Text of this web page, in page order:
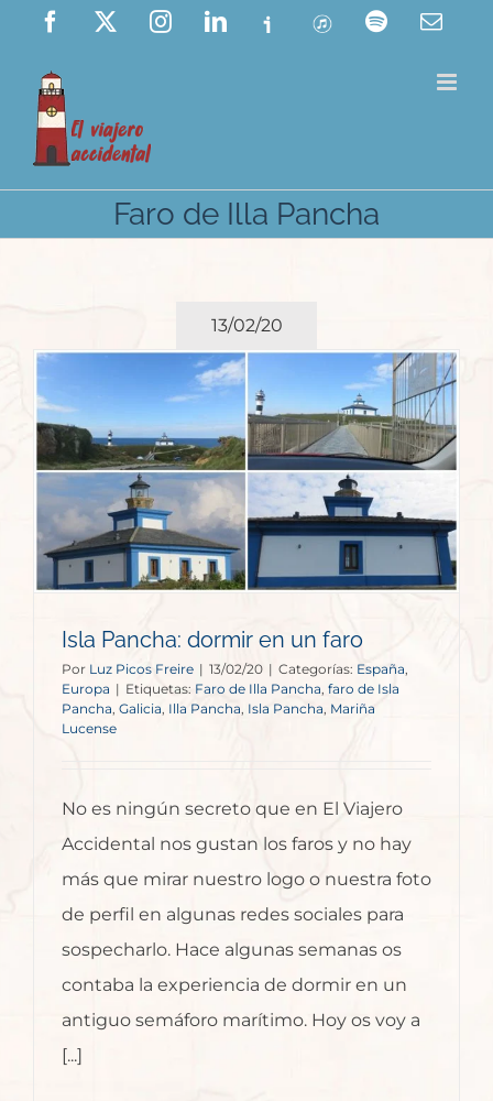
Saltar
contenido
Facebook InstagramLinkedIn
Ivoox ITunes Spotify
Faro de Illa Pancha
13/02/20
Isla Pancha: dormir en un faro
Por Luz Picos Freire | 13/02/20 | Categorías: España,
Europa | Etiquetas: Faro de Illa Pancha, faro de Isla
Pancha, Galicia, Illa Pancha, Isla Pancha, Mariña
Lucense
No es ningún secreto que en El Viajero
Accidental nos gustan los faros y no hay
más que mirar nuestro logo o nuestra foto
de perfil en algunas redes sociales para
sospecharlo. Hace algunas semanas os
contaba la experiencia de dormir en un
antiguo semáforo marítimo. Hoy os voy a
[...]